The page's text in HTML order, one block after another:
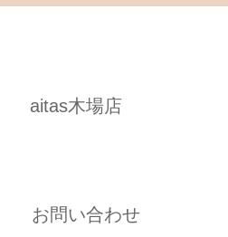
aitas木場店
お問い合わせ